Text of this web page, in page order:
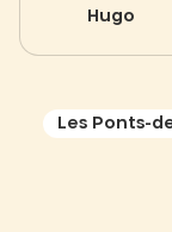
100%
Village.
Hugo
Les Ponts-